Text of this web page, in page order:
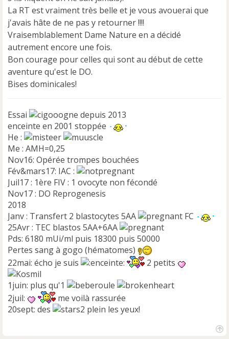
o
n
l
u
La RT est vraiment très belle et je vous avouerai que
j'avais hâte de ne pas y retourner !!!!
Vraisemblablement Dame Nature en a décidé
autrement encore une fois.
Bon courage pour celles qui sont au début de cette
aventure qu'est le DO.
Bises dominicales!
Essai
depuis 2013
enceinte en 2001 stoppée
He :
Me : AMH=0,25
Nov16: Opérée trompes bouchées
Fév&mars17: IAC :
Juil17 : 1ère FIV : 1 ovocyte non fécondé
Nov17 : DO Reprogenesis
2018
Janv : Transfert 2 blastocytes 5AA
FC
25Avr : TEC blastos 5AA+6AA
Pds: 6180 mUi/ml puis 18300 puis 50000
Pertes sang à gogo (hématomes)
22mai: écho je suis
2 petits
1juin: plus qu'1
2juil:
me voilà rassurée
20sept: des
plein les yeux!